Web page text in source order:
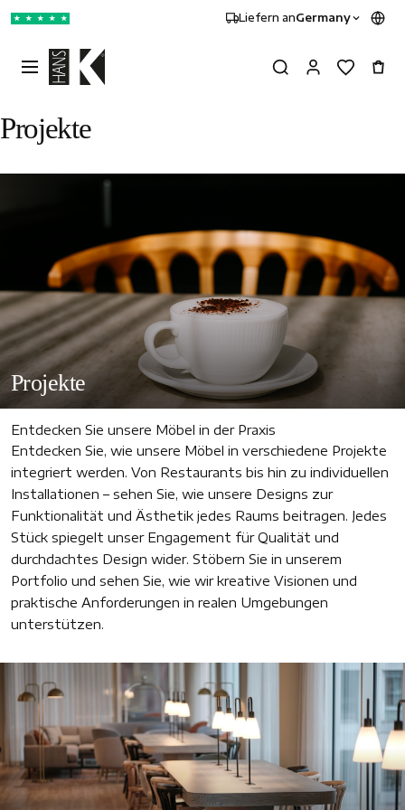
★ ★ ★ ★ ★ Liefern anGermany
Projekte
Projekte
Entdecken Sie unsere Möbel in der Praxis
Entdecken Sie, wie unsere Möbel in verschiedene Projekte
integriert werden. Von Restaurants bis hin zu individuellen
Installationen – sehen Sie, wie unsere Designs zur
Funktionalität und Ästhetik jedes Raums beitragen. Jedes
Stück spiegelt unser Engagement für Qualität und
durchdachtes Design wider. Stöbern Sie in unserem
Portfolio und sehen Sie, wie wir kreative Visionen und
praktische Anforderungen in realen Umgebungen
unterstützen.